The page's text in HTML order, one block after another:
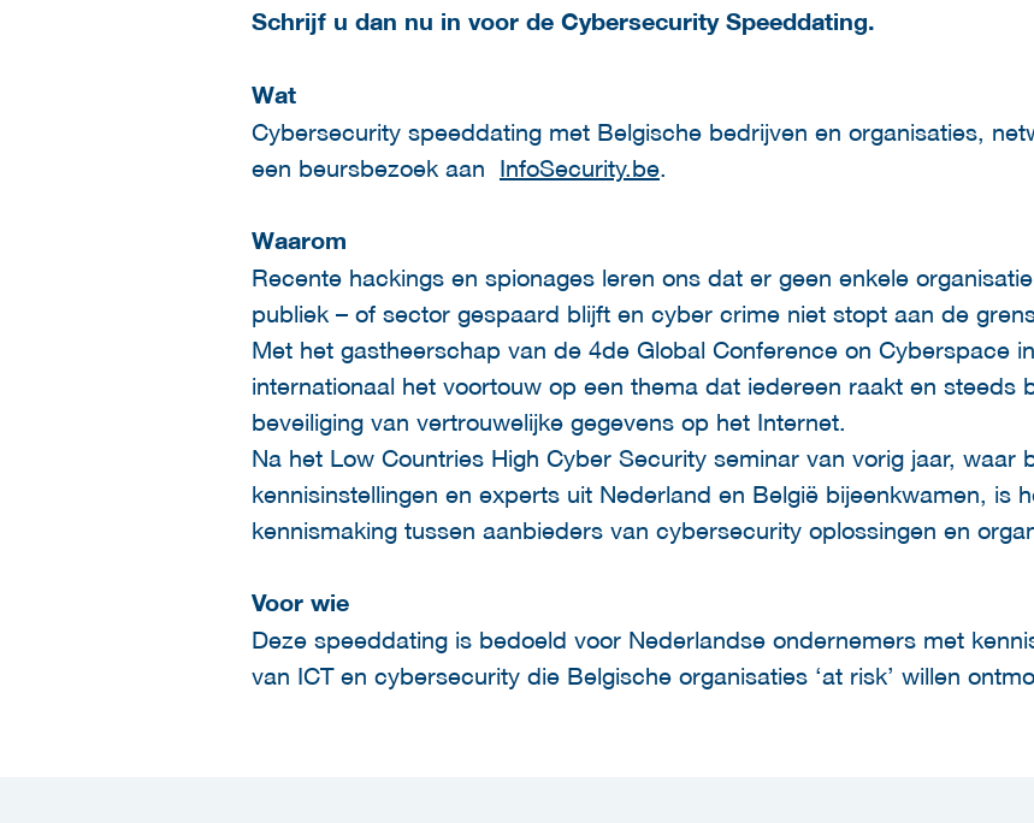
Schrijf u dan nu in voor de Cybersecurity Speeddating.
Wat
Cybersecurity speeddating met Belgische bedrijven en organisaties,
een beursbezoek aan InfoSecurity.be.
Waarom
Recente hackings en spionages leren ons dat er geen enkele
publiek – of sector gespaard blijft en cyber crime niet stopt aan de
Met het gastheerschap van de 4de Global Conference on Cyberspace
internationaal het voortouw op een thema dat iedereen raakt en steeds
beveiliging van vertrouwelijke gegevens op het Internet.
Na het Low Countries High Cyber Security seminar van vorig jaar, waar
kennisinstellingen en experts uit Nederland en België bijeenkwamen, is
kennismaking tussen aanbieders van cybersecurity oplossingen en
Voor wie
Deze speeddating is bedoeld voor Nederlandse ondernemers met
van ICT en cybersecurity die Belgische organisaties ‘at risk’ willen